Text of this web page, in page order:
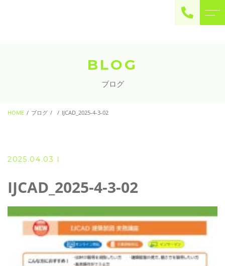
contact
BLOG
ブログ
HOME ブログ IJCAD_2025-4-3-02
2025.04.03
IJCAD_2025-4-3-02